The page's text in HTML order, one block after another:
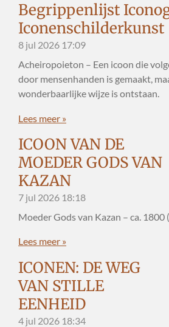
Begrippenlijst
Iconenschilderkunst
8 jul 2026 17:09
Acheiropoieton – Een icoon die
door mensenhanden is gemaakt,
wonderbaarlijke wijze is ontstaan.
Lees meer »
ICOON VAN DE
MOEDER GODS VAN
KAZAN
7 jul 2026 18:18
Moeder Gods van Kazan – ca. 1800
Lees meer »
ICONEN: DE WEG
VAN STILLE
EENHEID
4 jul 2026 18:34